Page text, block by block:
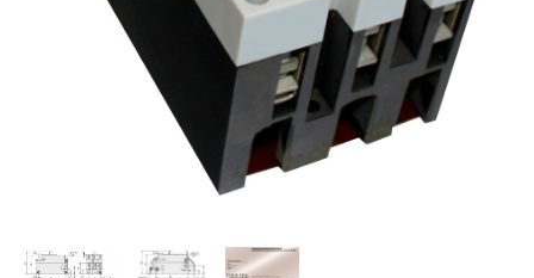
Штендеры
Щиты
диэлектрические